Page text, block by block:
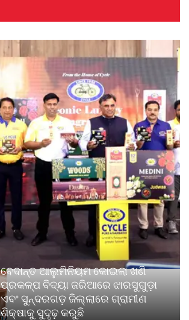
ବେଦାନ୍ତ ଆଲୁମିନିୟମ କୋଇଲା ଖଣି
ପ୍ରକଳ୍ପ ବିଦ୍ୟା ଜରିଆରେ ଝାରସୁଗୁଡ଼ା
ଏବଂ ସୁନ୍ଦରଗଡ଼ ଜିଲ୍ଲାରେ ଗ୍ରାମୀଣ
ଶିକ୍ଷାକୁ ସୁଦୃଢ଼ କରୁଛି